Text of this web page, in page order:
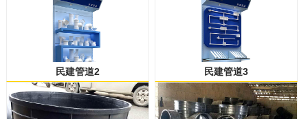
民建管道2 民建管道3